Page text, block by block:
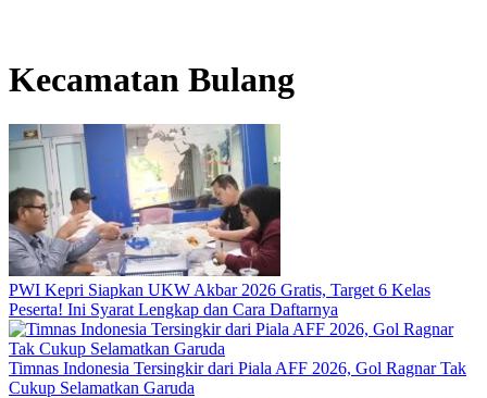
Kecamatan Bulang
PWI Kepri Siapkan UKW Akbar 2026 Gratis, Target 6 Kelas
Peserta! Ini Syarat Lengkap dan Cara Daftarnya
Timnas Indonesia Tersingkir dari Piala AFF 2026, Gol Ragnar Tak
Cukup Selamatkan Garuda